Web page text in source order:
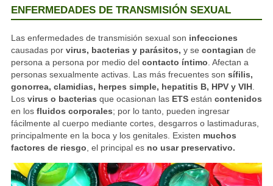
ENFERMEDADES DE TRANSMISIÓN SEXUAL
Las enfermedades de transmisión sexual son infecciones
causadas por virus, bacterias y parásitos, y se contagian de
persona a persona por medio del contacto íntimo . Afectan a
personas sexualmente activas. Las más frecuentes son sífilis,
gonorrea, clamidias, herpes simple, hepatitis B, HPV y VIH.
Los virus o bacterias que ocasionan las ETSestán contenidos
en los fluidos corporales; por lo tanto, pueden ingresar
fácilmente al cuerpo mediante cortes, desgarros o lastimaduras,
principalmente en la boca y los genitales. Existen muchos
factores de riesgo , el principal esno usar preservativo.